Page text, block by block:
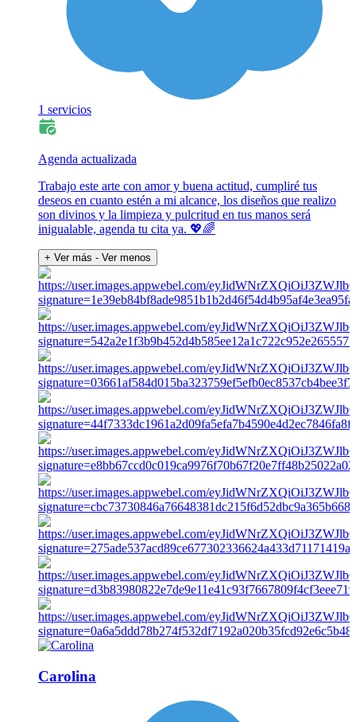
1 servicios
Agenda actualizada
Trabajo este arte con amor y buena actitud, cumpliré tus
deseos en cuanto estén a mi alcance, los diseños que realizo
son divinos y la limpieza y pulcritud en tus manos será
inigualable, agenda tu cita ya. 💖🌈
+ Ver más - Ver menos
Carolina